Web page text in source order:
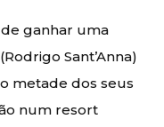
ganhar uma
(Rodrigo Sant’Anna)
metade dos seus
num resort